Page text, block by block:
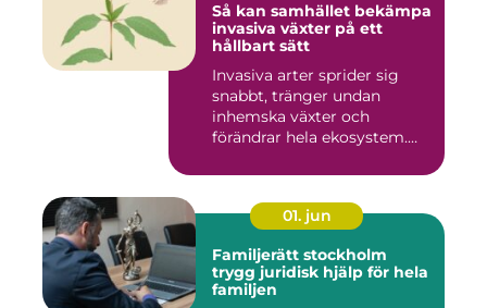
Så kan samhället bekämpa
invasiva växter på ett
hållbart sätt
Invasiva arter sprider sig
snabbt, tränger undan
inhemska växter och
förändrar hela ekosystem.
01. jun
Familjerätt stockholm
trygg juridisk hjälp för hela
familjen